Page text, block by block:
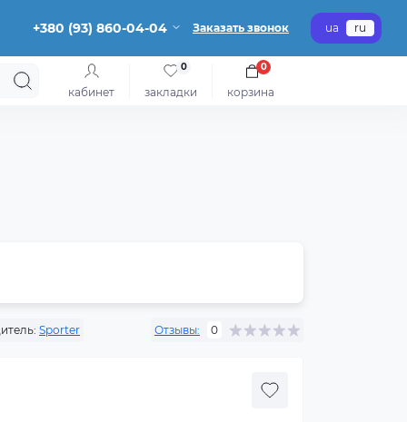
+380 (93) 860-04-04 Заказать звонок ua ru
кабинет закладки
0
корзина
0
Sporter Отзывы: 0